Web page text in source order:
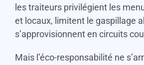
les traiteurs privilégient les
et locaux, limitent le gaspillage
s’approvisionnent en circuits
Mais l’éco-responsabilité ne